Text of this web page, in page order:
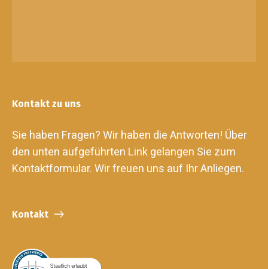
Kontakt zu uns
Sie haben Fragen? Wir haben die Antworten! Über
den unten aufgeführten Link gelangen Sie zum
Kontaktformular. Wir freuen uns auf Ihr Anliegen.
Kontakt